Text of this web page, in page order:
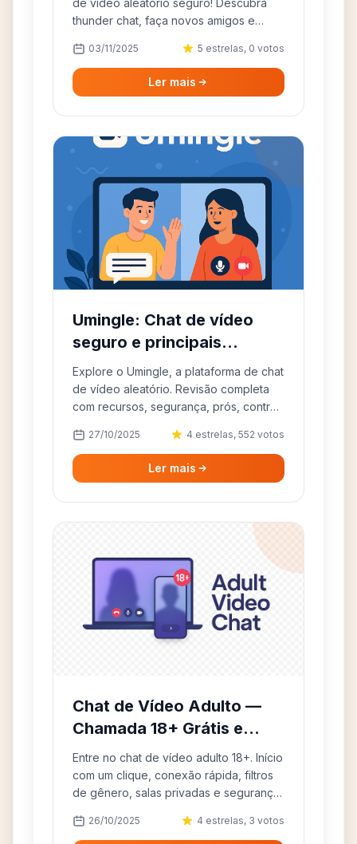
de vídeo aleatório seguro! Descubra
thunder chat, faça novos amigos e
03/11/2025 5 estrelas, 0 votos
Ler mais
Umingle: Chat de vídeo
seguro e principais
alternativas
Explore o Umingle, a plataforma de chat
de vídeo aleatório. Revisão completa
com recursos, segurança, prós, contras
27/10/2025 4 estrelas, 552 votos
Ler mais
Chat de Vídeo Adulto —
Chamada 18+ Grátis e
Anônima
Entre no chat de vídeo adulto 18+. Início
com um clique, conexão rápida, filtros
de gênero, salas privadas e segurança.
26/10/2025 4 estrelas, 3 votos